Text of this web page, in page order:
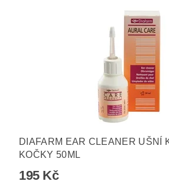
DIAFARM EAR CLEANER UŠNÍ
KOČKY 50ML
195 Kč